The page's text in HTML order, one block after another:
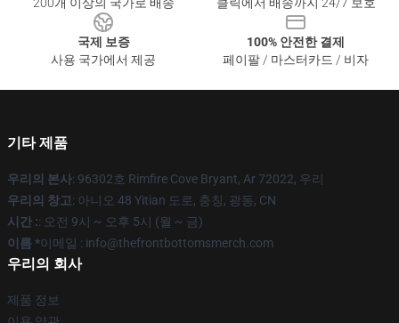
국제 보증
사용 국가에서 제공
100% 안전한 결제
페이팔 / 마스터카드 / 비자
기타 제품
우리의 본사: 96302호 Rimfire Cove Bryant, Ar 72022, 우리
우리의 창고: 아니오 48 Yitian 도로, 충칭, 광동, CN
시간 :: 오전 9시 ~ 오후 5시 (월 ~ 금)
이름 *이메일 : info@thefrontbottomsmerch.com
우리의 회사
제품 정보